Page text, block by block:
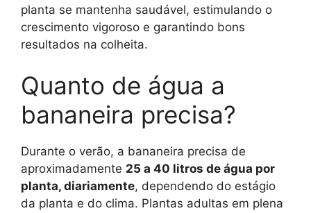
planta se mantenha saudável, estimulando o
crescimento vigoroso e garantindo bons
resultados na colheita.
Quanto de água a
bananeira precisa?
Durante o verão, a bananeira precisa de
aproximadamente 25 a 40 litros de água por
planta, diariamente, dependendo do estágio
da planta e do clima. Plantas adultas em plena